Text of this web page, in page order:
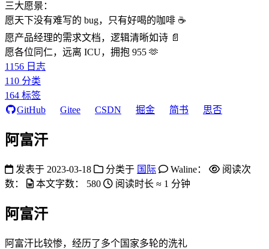
三大愿景：
愿天下没有难写的 bug，只有好喝的咖啡 ☕️
愿产品经理的需求文档，逻辑清晰如诗 📄
愿各位同仁，远离 ICU，拥抱 955 🫶
1156 日志
110 分类
164 标签
GitHub
Gitee CSDN 掘金 简书 思否
阿富汗
发表于 2023-03-18 分类于 国际 Waline：
阅读次
数：
本文字数： 580 阅读时长 ≈ 1 分钟
阿富汗
阿富汗比较惨，经历了多个国家多轮的洗礼